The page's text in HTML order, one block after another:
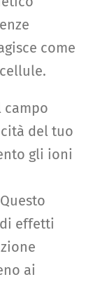
come
campo
del tuo
gli ioni
effetti
ai